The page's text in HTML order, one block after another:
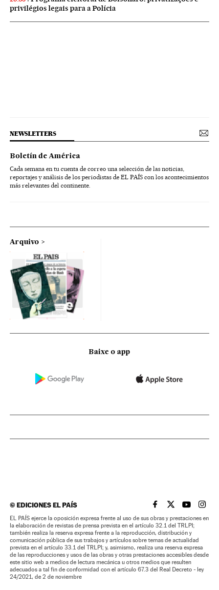
privilégios legais para a Polícia
NEWSLETTERS
Boletín de América
Cada semana en tu cuenta de correo una selección de las noticias,
reportajes y análisis de los periodistas de EL PAÍS con los acontecimientos
más relevantes del continente.
Arquivo
Baixe o app
©EDICIONES EL PAÍS EL PAÍS BRASIL EN
EL PAÍSEL PAÍS
EL
EL PAÍS ejerce la oposición expresa frente al uso de sus obras y prestaciones en
la elaboración de revistas de prensa prevista en el artículo 32.1 del TRLPI;
también realiza la reserva expresa frente a la reproducción, distribución y
comunicación pública de sus trabajos y artículos sobre temas de actualidad
prevista en el artículo 33.1 del TRLPI; y, asimismo, realiza una reserva expresa
de las reproducciones y usos de las obras y otras prestaciones accesibles desde
este sitio web a medios de lectura mecánica u otros medios que resulten
adecuados a tal fin de conformidad con el artículo 67.3 del Real Decreto - ley
24/2021, de 2 de noviembre